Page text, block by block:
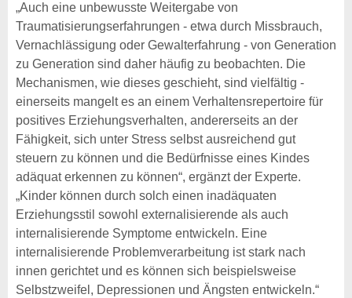
„Auch eine unbewusste Weitergabe von
Traumatisierungserfahrungen - etwa durch Missbrauch,
Vernachlässigung oder Gewalterfahrung - von Generation
zu Generation sind daher häufig zu beobachten. Die
Mechanismen, wie dieses geschieht, sind vielfältig -
einerseits mangelt es an einem Verhaltensrepertoire für
positives Erziehungsverhalten, andererseits an der
Fähigkeit, sich unter Stress selbst ausreichend gut
steuern zu können und die Bedürfnisse eines Kindes
adäquat erkennen zu können“, ergänzt der Experte.
„Kinder können durch solch einen inadäquaten
Erziehungsstil sowohl externalisierende als auch
internalisierende Symptome entwickeln. Eine
internalisierende Problemverarbeitung ist stark nach
innen gerichtet und es können sich beispielsweise
Selbstzweifel, Depressionen und Ängsten entwickeln.“